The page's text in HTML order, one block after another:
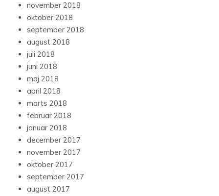
november 2018
oktober 2018
september 2018
august 2018
juli 2018
juni 2018
maj 2018
april 2018
marts 2018
februar 2018
januar 2018
december 2017
november 2017
oktober 2017
september 2017
august 2017